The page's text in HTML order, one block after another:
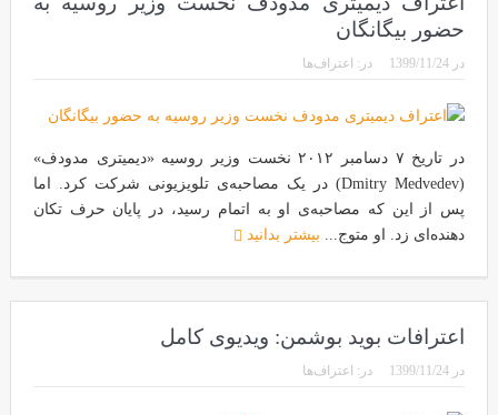
حضور بیگانگان
در 1399/11/24 در: اعتراف‌ها
در تاریخ ۷ دسامبر ۲۰۱۲ نخست وزیر روسیه «دیمیتری مدودف»
(Dmitry Medvedev) در یک مصاحبه‌ی تلویزیونی شرکت کرد. اما
پس از این که مصاحبه‌ی او به اتمام رسید، در پایان حرف تکان
دهنده‌ای زد. او متوج... بیشتر بدانید
اعترافات بوید بوشمن: ویدیوی کامل
در 1399/11/24 در: اعتراف‌ها